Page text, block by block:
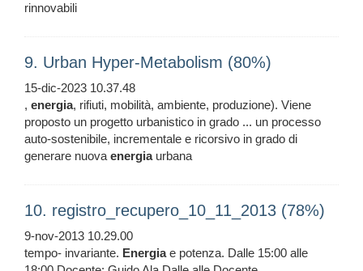
rinnovabili
9. Urban Hyper-Metabolism (80%)
15-dic-2023 10.37.48
, energia, rifiuti, mobilità, ambiente, produzione). Viene
proposto un progetto urbanistico in grado ... un processo
auto-sostenibile, incrementale e ricorsivo in grado di
generare nuovaenergiaurbana
10. registro_recupero_10_11_2013 (78%)
9-nov-2013 10.29.00
tempo- invariante. Energiae potenza. Dalle 15:00 alle